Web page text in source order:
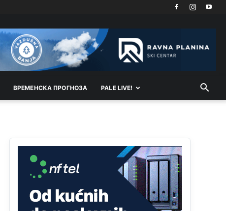
ВРEМEНСКА ПРОГНОЗА PALE LIVE!
Najveći rizik sa nepismenim stanovništvom je
"kupovina glasova" i manipulacija kroz fiktivne
pomoćnike (koji zapravo glasaju po nalogu
političkih partija, a ne po želji birača).
BiH, u Bosni i Hercegovini je 1.229.972 građana
Анонимно2818605 јуче 11:30
Prema podacima o informaciono-komunikacionim
tehnologijama, čak 33,4% domaćinstava u BiH
uopšte nema pristup računaru bilo koje vrste
(desktop, laptop ili tablet
Анонимно2818605 јуче
11:34